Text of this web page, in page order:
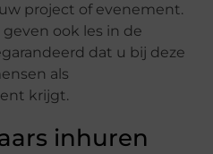
project of evenement.
ook les in de
dat u bij deze
als
krijgt.
inhuren